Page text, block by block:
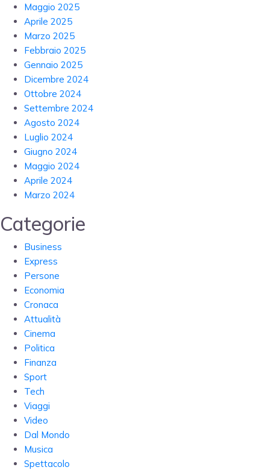
Maggio 2025
Aprile 2025
Marzo 2025
Febbraio 2025
Gennaio 2025
Dicembre 2024
Ottobre 2024
Settembre 2024
Agosto 2024
Luglio 2024
Giugno 2024
Maggio 2024
Aprile 2024
Marzo 2024
Categorie
Business
Express
Persone
Economia
Cronaca
Attualità
Cinema
Politica
Finanza
Sport
Tech
Viaggi
Video
Dal Mondo
Musica
Spettacolo